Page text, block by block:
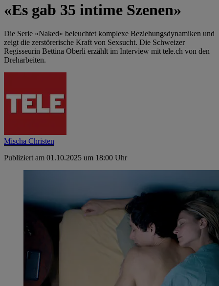
«Es gab 35 intime Szenen»
Die Serie «Naked» beleuchtet komplexe Beziehungsdynamiken und
zeigt die zerstörerische Kraft von Sexsucht. Die Schweizer
Regisseurin Bettina Oberli erzählt im Interview mit tele.ch von den
Dreharbeiten.
Mischa Christen
Publiziert am 01.10.2025 um 18:00 Uhr